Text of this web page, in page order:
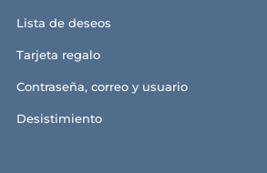
Lista de deseos
Tarjeta regalo
Contraseña, correo y usuario
Desistimiento